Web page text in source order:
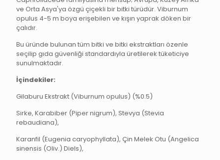
ve Orta Asya'ya özgü çiçekli bir bitki türüdür. Viburnum
opulus 4-5 m boya erişebilen ve kışın yaprak döken bir
çalıdır.
Bu üründe bulunan tüm bitki ve bitki ekstraktları özenle
seçilip gıda güvenliği standardıyla üretilerek tüketiciye
sunulmaktadır.
İçindekiler:
Gilaburu Ekstrakt (Viburnum opulus) (%0.5)
Sirke, Karabiber (Piper nigrum), Stevya (Stevia
rebaudiana),
Karanfil (Eugenia caryophyllata), Çin Melek Otu (Angelica
sinensis (Oliv.) Diels),